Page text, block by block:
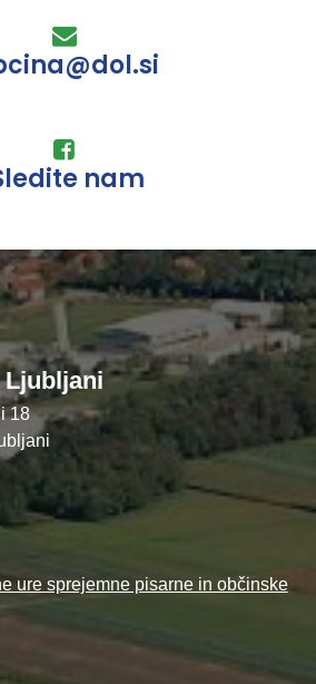
nam
Ljubljani
18
ure sprejemne pisarne in občinske